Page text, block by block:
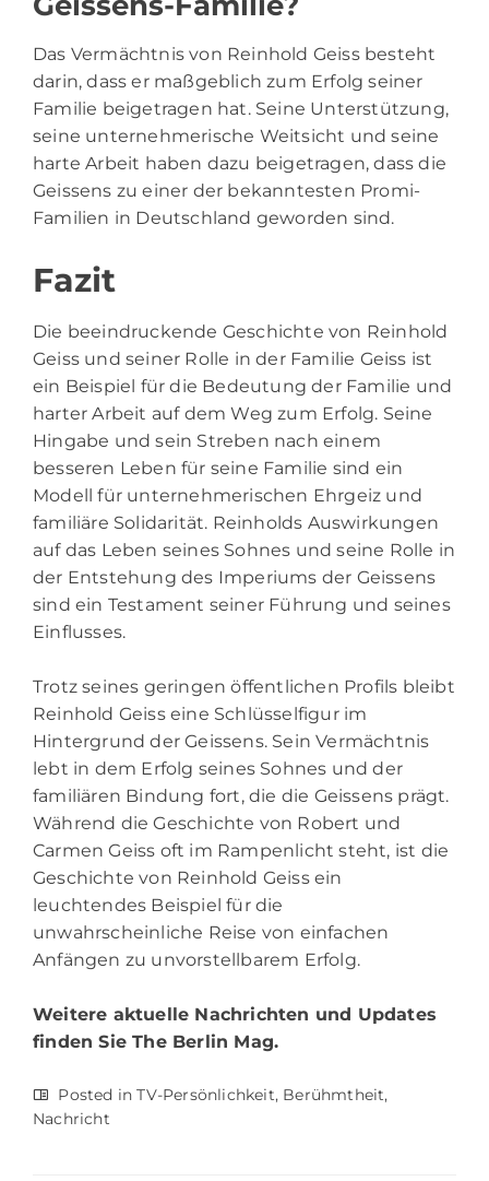
Das Vermächtnis von Reinhold Geiss besteht
darin, dass er maßgeblich zum Erfolg seiner
Familie beigetragen hat. Seine Unterstützung,
seine unternehmerische Weitsicht und seine
harte Arbeit haben dazu beigetragen, dass die
Geissens zu einer der bekanntesten Promi-
Familien in Deutschland geworden sind.
Fazit
Die beeindruckende Geschichte von Reinhold
Geiss und seiner Rolle in der Familie Geiss ist
ein Beispiel für die Bedeutung der Familie und
harter Arbeit auf dem Weg zum Erfolg. Seine
Hingabe und sein Streben nach einem
besseren Leben für seine Familie sind ein
Modell für unternehmerischen Ehrgeiz und
familiäre Solidarität. Reinholds Auswirkungen
auf das Leben seines Sohnes und seine Rolle in
der Entstehung des Imperiums der Geissens
sind ein Testament seiner Führung und seines
Einflusses.
Trotz seines geringen öffentlichen Profils bleibt
Reinhold Geiss eine Schlüsselfigur im
Hintergrund der Geissens. Sein Vermächtnis
lebt in dem Erfolg seines Sohnes und der
familiären Bindung fort, die die Geissens prägt.
Während die Geschichte von Robert und
Carmen Geiss oft im Rampenlicht steht, ist die
Geschichte von Reinhold Geiss ein
leuchtendes Beispiel für die
unwahrscheinliche Reise von einfachen
Anfängen zu unvorstellbarem Erfolg.
Weitere aktuelle Nachrichten und Updates
finden SieThe Berlin Mag.
Posted inTV-Persönlichkeit, Berühmtheit,
Nachricht